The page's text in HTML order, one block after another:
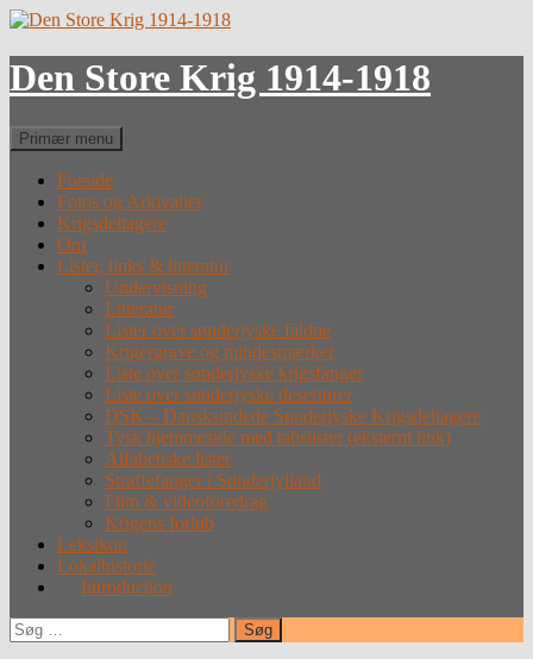
Hop
indhold
Den Store Krig 1914-1918
Søg
Primær menu
Forside
Fotos og Arkivalier
Krigsdeltagere
Om
Lister, links & litteratur
Undervisning
Litteratur
Lister over sønderjyske faldne
Krigergrave og mindesmærker
Liste over sønderjyske krigsfanger
Liste over sønderjyske desertører
DSK – Dansksindede Sønderjyske Krigsdeltagere
Tysk hjemmeside med tabslister (eksternt link)
Alfabetiske lister
Straffefanger i Sønderjylland
Film & videoforedrag
Krigens forløb
Leksikon
Lokalhistorie
Introduction
Søg
efter: